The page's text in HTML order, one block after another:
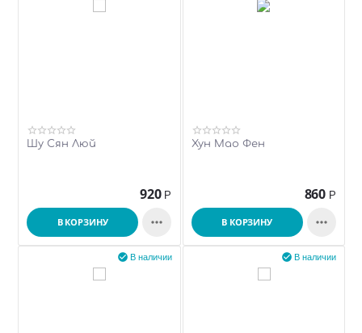
Шу Сян Люй
920 Р
В КОРЗИНУ 
Хун Мао Фен
860 Р
В КОРЗИНУ 
В наличии
 В наличии
